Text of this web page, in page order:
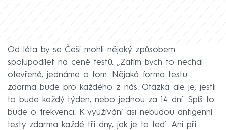
Od léta by se Češi mohli nějaký způsobem
spolupodílet na ceně testů. „Zatím bych to nechal
otevřené, jednáme o tom. Nějaká forma testu
zdarma bude pro každého z nás. Otázka ale je, jestli
to bude každý týden, nebo jednou za 14 dní. Spíš to
bude o frekvenci. K využívání asi nebudou antigenní
testy zdarma každé tři dny, jak je to teď. Ani při